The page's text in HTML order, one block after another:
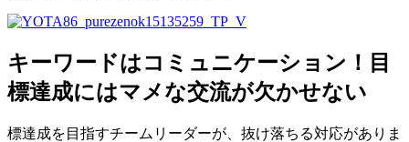
キーワードはコミュニケーション！目
標達成にはマメな交流が欠かせない
標達成を目指すチームリーダーが、抜け落ちる対応がありま